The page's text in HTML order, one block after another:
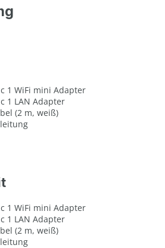
1 WiFi mini Adapter
1 LAN Adapter
(2 m, weiß)
1 WiFi mini Adapter
1 LAN Adapter
(2 m, weiß)